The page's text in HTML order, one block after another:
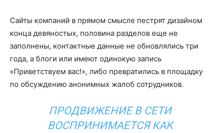
Сайты компаний в прямом смысле пестрят дизайном
конца девяностых, половина разделов еще не
заполнены, контактные данные не обновлялись три
года, а блоги или имеют одинокую запись
«Приветствуем вас!», либо превратились в площадку
по обсуждению анонимных жалоб сотрудников.
ПРОДВИЖЕНИЕ В СЕТИ
ВОСПРИНИМАЕТСЯ КАК